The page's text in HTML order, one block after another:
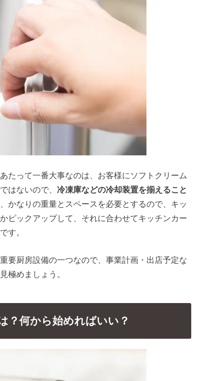
たって一番大事なのは、お客様にソフトクリーム
はないので、 冷凍庫などの冷却装置を揃えること
かなりの重量とスペースを必要とするので、キッ
ピックアップして、それに合わせてキッチンカー
す。
要厨房設備の一つなので、事業計画・出店予定な
極めましょう。
？何から始めればいい？